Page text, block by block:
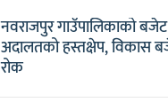
नवराजपुर गाउँपालिकाको बजेट
अदालतको हस्तक्षेप, विकास
रोक